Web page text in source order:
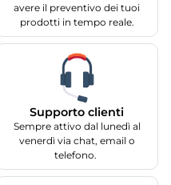
avere il preventivo dei tuoi
prodotti in tempo reale.
Supporto clienti
Sempre attivo dal lunedì al
venerdì via chat, email o
telefono.